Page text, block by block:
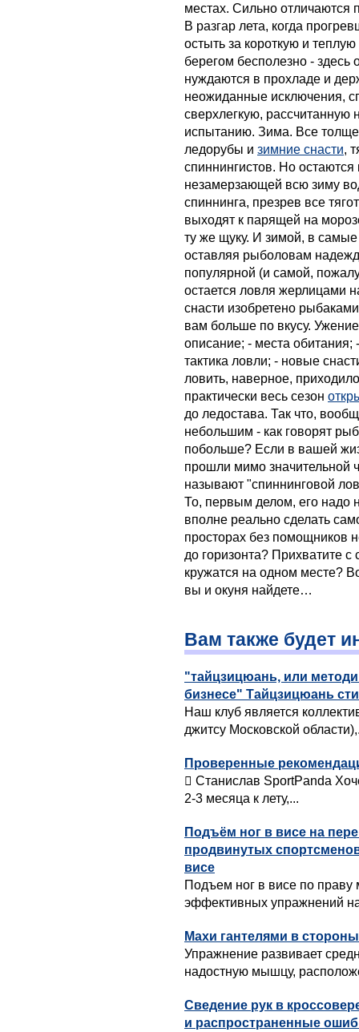
местах. Сильно отличаются
В разгар лета, когда
остыть за короткую и
берегом бесполезно - здесь
нуждаются в прохладе и
неожиданные исключения,
сверхлегкую, рассчитанную
испытанию. Зима. Все
ледорубы и зимние снасти,
спиннингистов. Но остаются
незамерзающей всю зиму
спиннинга, презрев все
выходят к парящей на
ту же щуку. И зимой, в
оставляя рыболовам
популярной (и самой,
остается ловля жерлицами
снасти изобретено
вам больше по вкусу.
описание; - места обитания;
тактика ловли; - новые
ловить, наверное,
практически весь сезон
до ледостава. Так что,
небольшим - как говорят
побольше? Если в вашей
прошли мимо значительной
называют "спиннинговой
То, первым делом, его надо
вполне реально сделать
просторах без помощников
до горизонта? Прихватите
кружатся на одном месте?
вы и окуня найдете…
Вам также будет
"тайцзицюань, или
бизнесе" Тайцзицюань
Наш клуб является
джитсу Московской
Проверенные
 Станислав SportPanda
2-3 месяца к лету,...
Подъём ног в висе на
продвинутых
висе
Подъем ног в висе по
эффективных упражнений
Махи гантелями в
Упражнение развивает
надостную мышцу,
Сведение рук в
и распространенные